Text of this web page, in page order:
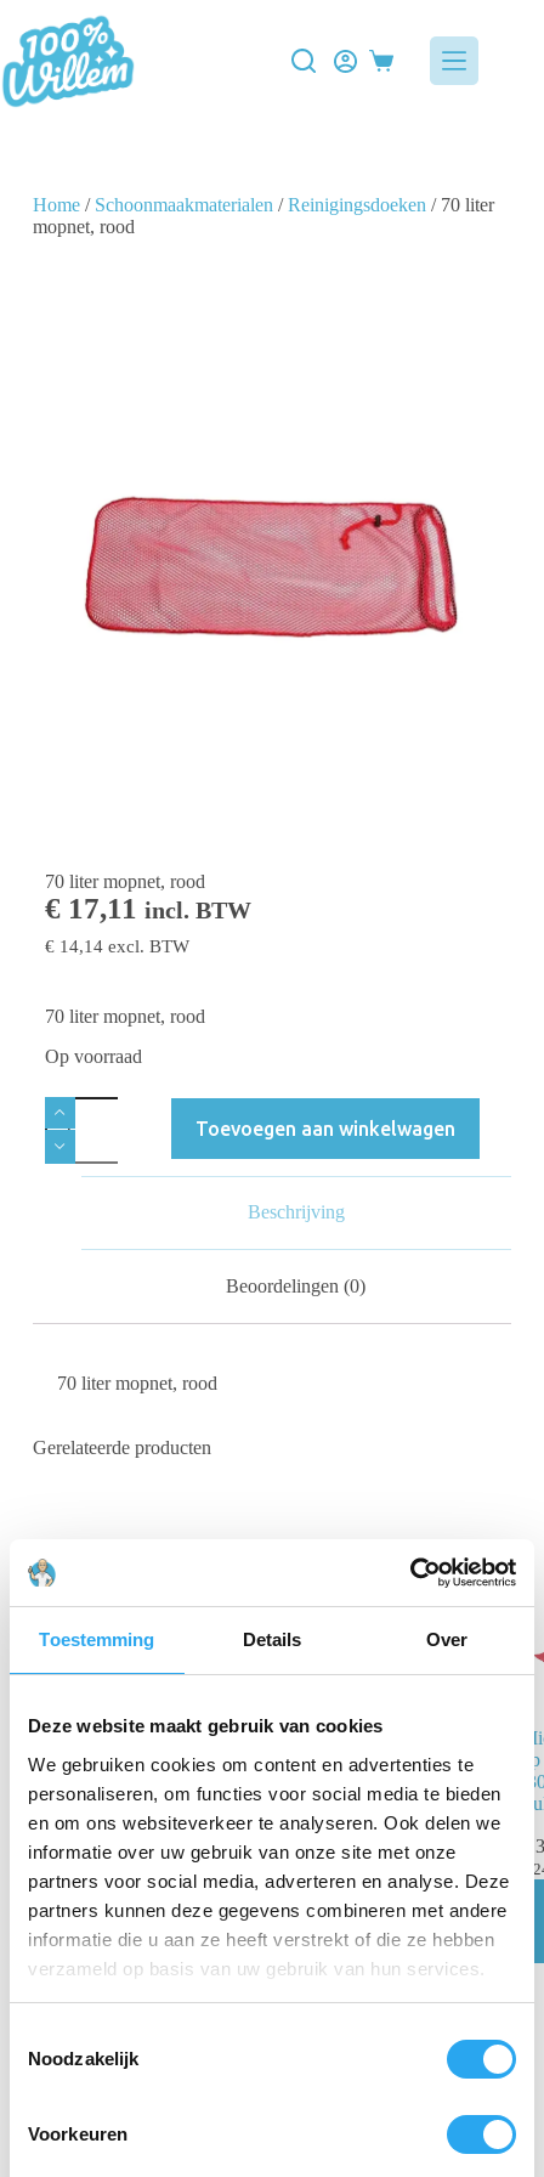
Toestemming Details Over
Deze website maakt gebruik van cookies
We gebruiken cookies om content en advertenties te
personaliseren, om functies voor social media te bieden
en om ons websiteverkeer te analyseren. Ook delen we
informatie over uw gebruik van onze site met onze
partners voor social media, adverteren en analyse. Deze
partners kunnen deze gegevens combineren met andere
informatie die u aan ze heeft verstrekt of die ze hebben
verzameld op basis van uw gebruik van hun services.
Noodzakelijk
Voorkeuren
Home/ Schoonmaakmaterialen /Reinigingsdoeken / 70 liter
mopnet, rood
70 liter mopnet, rood
€17,11 incl. BTW
€14,14excl. BTW
70 liter mopnet, rood
Op voorraad
Toevoegen aan winkelwagen
Beschrijving
Beoordelingen (0)
70 liter mopnet, rood
Gerelateerde producten
Muurhouder
voor
Microvezeldoek
op Rol
€24,14 incl.
BTW
€
19,95 excl. BTW
Toevoegen
aan
winkelwagen